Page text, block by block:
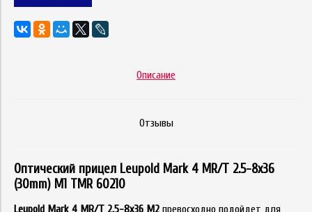
Описание
Отзывы
Оптический прицел Leupold Mark 4 MR/T 2.5-8x36
(30mm) M1 TMR 60210
Leupold Mark 4 MR/T 2.5-8x36 M2 превосходно подойдет для